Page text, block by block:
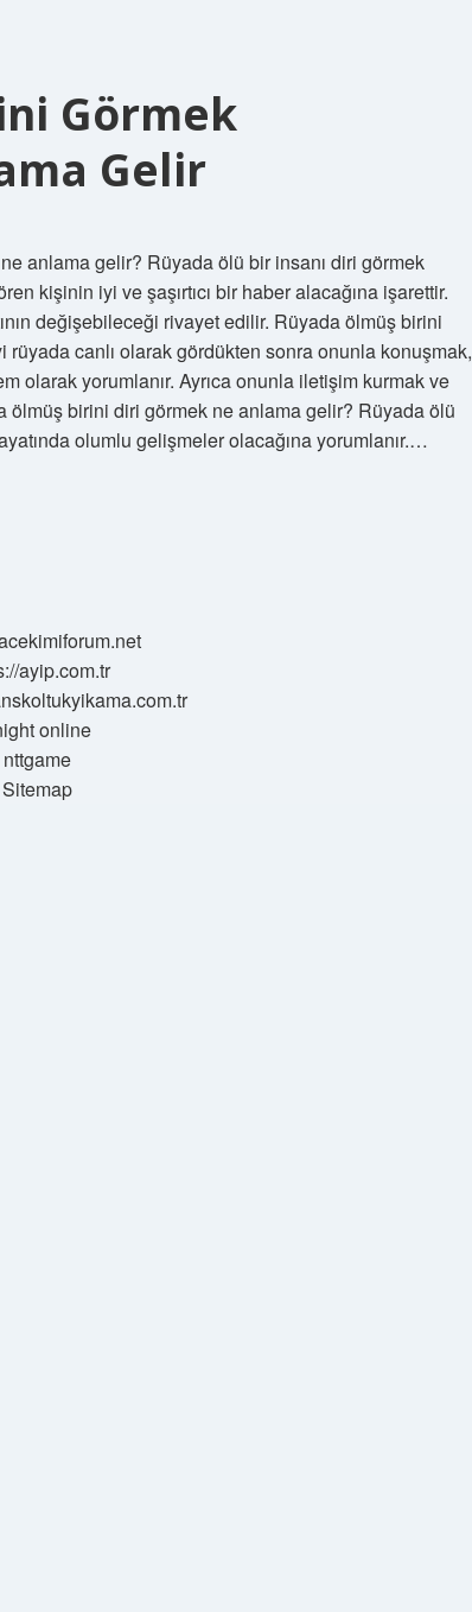
Görmek
Gelir
anlama gelir? Rüyada ölü bir insanı diri görmek
kişinin iyi ve şaşırtıcı bir haber alacağına işarettir.
değişebileceği rivayet edilir. Rüyada ölmüş birini
rüyada canlı olarak gördükten sonra onunla konuşmak,
olarak yorumlanır. Ayrıca onunla iletişim kurmak ve
ölmüş birini diri görmek ne anlama gelir? Rüyada ölü
olumlu gelişmeler olacağına yorumlanır.…
ayip.com.tr
online
nttgame
Sitemap